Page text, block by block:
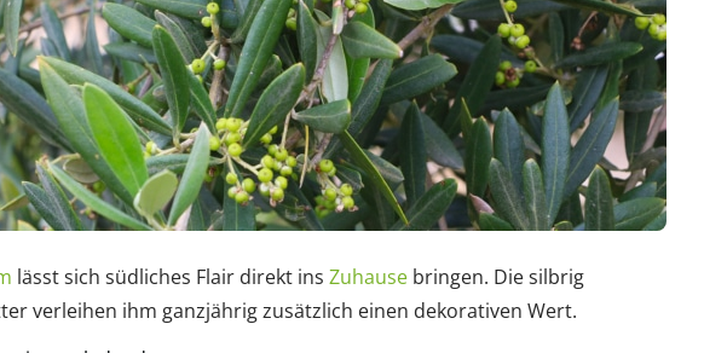
lässt sich südliches Flair direkt ins Zuhause bringen. Die silbrig
verleihen ihm ganzjährig zusätzlich einen dekorativen Wert.